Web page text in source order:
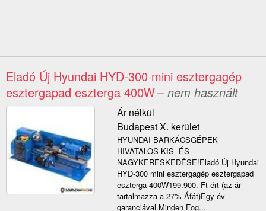
Eladó Új Hyundai HYD-300 mini esztergagép
esztergapad eszterga 400W– nem használt
Ár nélkül
Budapest X. kerület
HYUNDAI BARKÁCSGÉPEK
HIVATALOS KIS- ÉS
NAGYKERESKEDÉSE!Eladó Új Hyundai
HYD-300 mini esztergagép esztergapad
eszterga 400W199.900.-Ft-ért (az ár
tartalmazza a 27% Áfát)Egy év
garanciával.Minden Fog...